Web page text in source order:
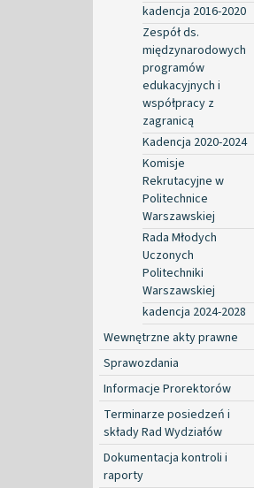
kadencja 2016-2020
Zespół ds.
międzynarodowych
programów
edukacyjnych i
współpracy z
zagranicą
Kadencja 2020-2024
Komisje
Rekrutacyjne w
Politechnice
Warszawskiej
Rada Młodych
Uczonych
Politechniki
Warszawskiej
kadencja 2024-2028
Wewnętrzne akty prawne
Sprawozdania
Informacje Prorektorów
Terminarze posiedzeń i
składy Rad Wydziałów
Dokumentacja kontroli i
raporty